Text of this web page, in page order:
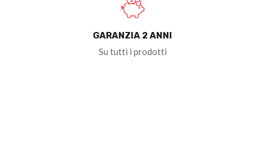
GARANZIA 2 ANNI
Su tutti i prodotti